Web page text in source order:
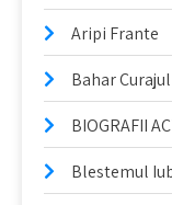
Aripi Frante
Bahar
BIOGRAFII
Blestemul